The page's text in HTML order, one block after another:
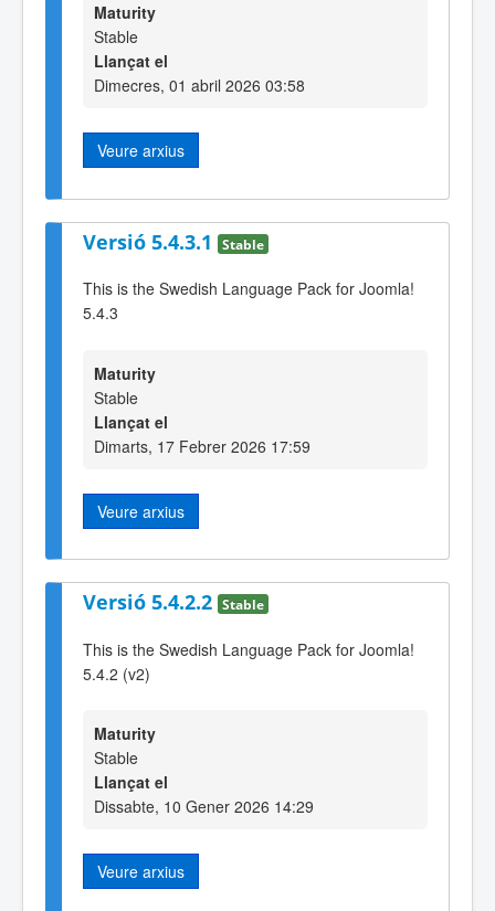
Maturity
Stable
Llançat el
Dimecres, 01 abril 2026 03:58
Veure arxius
Versió 5.4.3.1 Stable
This is the Swedish Language Pack for Joomla!
5.4.3
Maturity
Stable
Llançat el
Dimarts, 17 Febrer 2026 17:59
Veure arxius
Versió 5.4.2.2 Stable
This is the Swedish Language Pack for Joomla!
5.4.2 (v2)
Maturity
Stable
Llançat el
Dissabte, 10 Gener 2026 14:29
Veure arxius